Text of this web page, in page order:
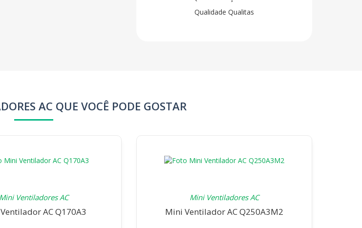
AC QUE VOCÊ PODE GOSTAR
Mini Ventiladores AC
AC Q170A3
Mini Ventiladores AC
Mini Ventilador AC Q250A3M2